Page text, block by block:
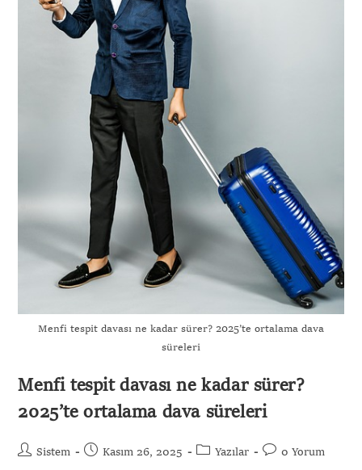
Menfi tespit davası ne kadar sürer? 2025’te ortalama dava
süreleri
Menfi tespit davası ne kadar sürer?
2025’te ortalama dava süreleri
Sistem Kasım 26, 2025 Yazılar 0 Yorum